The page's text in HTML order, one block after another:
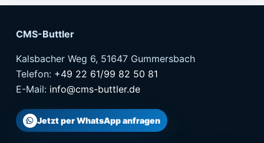
CMS-Buttler
Kalsbacher Weg 6, 51647 Gummersbach
Telefon: +49 22 61/99 82 50 81
E-Mail: info@cms-buttler.de
Jetzt per WhatsApp anfragen